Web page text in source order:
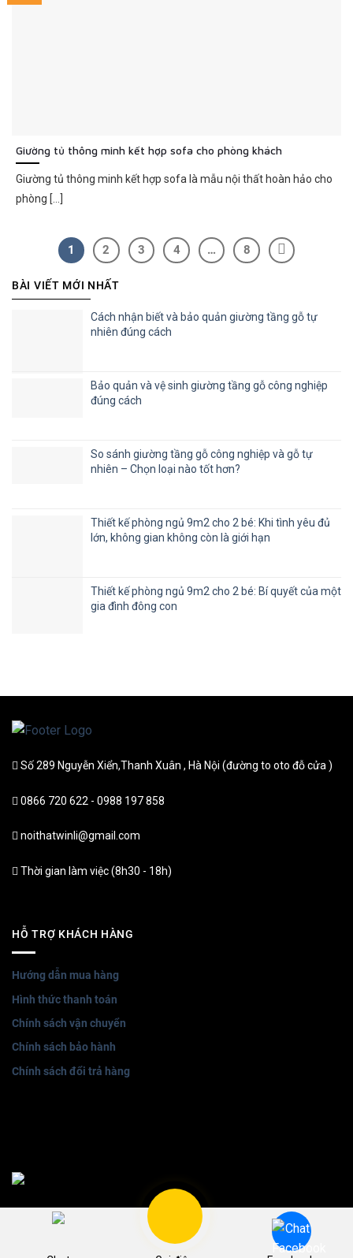
Giường tủ thông minh kết hợp sofa cho phòng khách
Giường tủ thông minh kết hợp sofa là mẫu nội thất hoàn hảo cho
phòng [...]
1 2 3 4 … 8
BÀI VIẾT MỚI NHẤT
Cách nhận biết và bảo quản giường tầng gỗ tự
nhiên đúng cách
Bảo quản và vệ sinh giường tầng gỗ công nghiệp
đúng cách
So sánh giường tầng gỗ công nghiệp và gỗ tự
nhiên – Chọn loại nào tốt hơn?
Thiết kế phòng ngủ 9m2 cho 2 bé: Khi tình yêu đủ
lớn, không gian không còn là giới hạn
Thiết kế phòng ngủ 9m2 cho 2 bé: Bí quyết của một
gia đình đông con
Số 289 Nguyễn Xiển,Thanh Xuân , Hà Nội (đường to oto đỗ cửa )
0866 720 622 - 0988 197 858
noithatwinli@gmail.com
Thời gian làm việc (8h30 - 18h)
HỖ TRỢ KHÁCH HÀNG
Hướng dẫn mua hàng
Hình thức thanh toán
Chính sách vận chuyển
Chính sách bảo hành
Chính sách đổi trả hàng
Bản quyền thuộc về noithathongminh Winli © 2026 | Thiết kế